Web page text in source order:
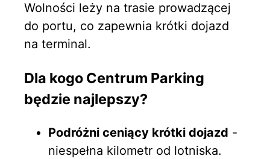
Wolności leży na trasie prowadzącej
do portu, co zapewnia krótki dojazd
na terminal.
Dla kogo Centrum Parking
będzie najlepszy?
Podróżni ceniący krótki dojazd -
niespełna kilometr od lotniska.